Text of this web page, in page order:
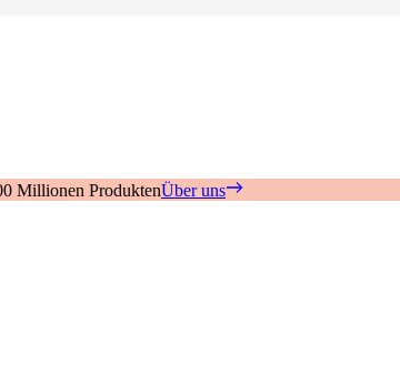
Millionen ProduktenÜber uns